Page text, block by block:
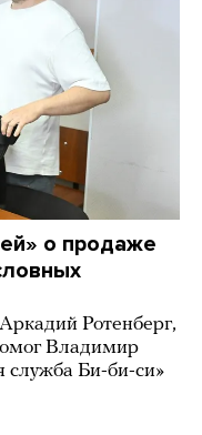
о продаже
Ротенберг,
Владимир
служба Би-би-си»